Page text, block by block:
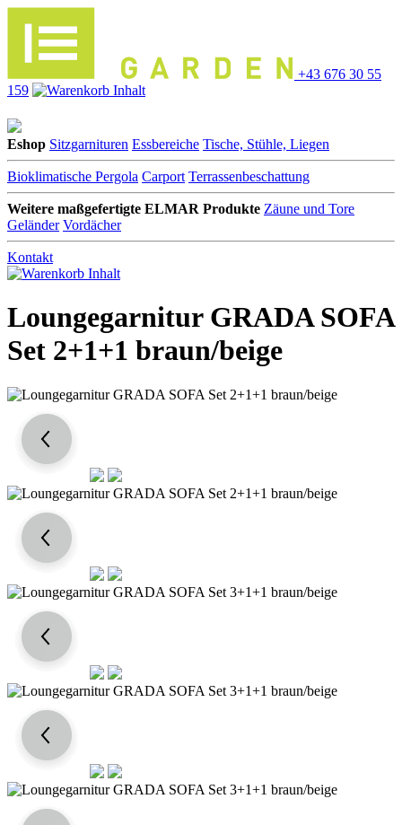
+43 676 30 55
159
Eshop Sitzgarnituren Essbereiche Tische, Stühle, Liegen
Bioklimatische Pergola Carport Terrassenbeschattung
Weitere maßgefertigte ELMAR Produkte Zäune und Tore
Geländer Vordächer
Kontakt
Loungegarnitur GRADA SOFA
Set 2+1+1 braun/beige